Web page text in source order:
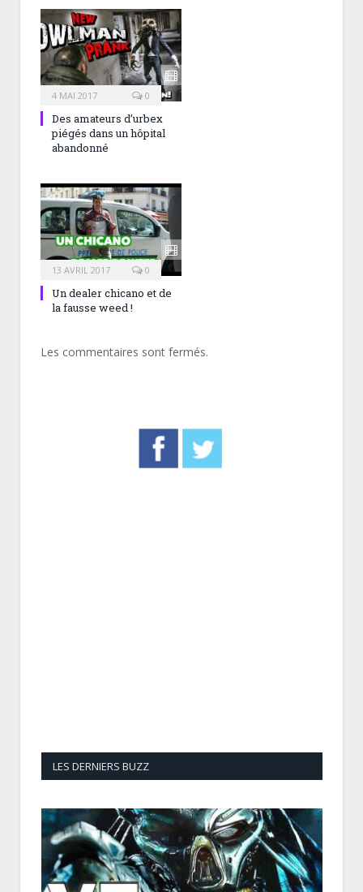
4 MAI 2017 0
Des amateurs d’urbex
piégés dans un hôpital
abandonné
13 AVRIL 2017 0
Un dealer chicano et de
la fausse weed !
Les commentaires sont fermés.
LES DERNIERS BUZZ